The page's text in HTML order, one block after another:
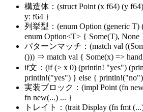
構造体：(struct Point (x f64) (y
y: f64 }
列挙型：(enum Option (generic
enum Option<T> { Some(T), None
パターンマッチ：(match val
())) ⇒ match val { Some(x) =>
if文：(if (> x 0) (println! "yes")
println!("yes") } else {
実装ブロック：(impl Point (fn
fn new(...) ... }
トレイト：(trait Display (fn fmt